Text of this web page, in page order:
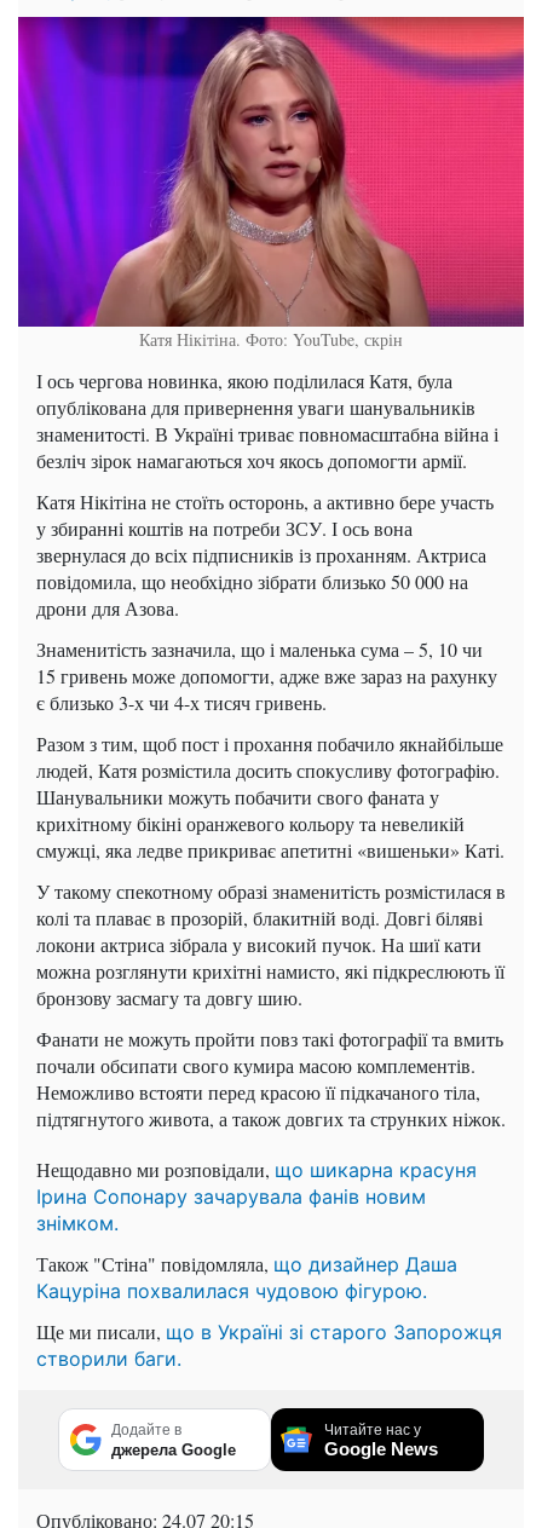
Катя Нікітіна. Фото: YouTube, скрін
І ось чергова новинка, якою поділилася Катя, була
опублікована для привернення уваги шанувальників
знаменитості. В Україні триває повномасштабна війна і
безліч зірок намагаються хоч якось допомогти армії.
Катя Нікітіна не стоїть осторонь, а активно бере участь
у збиранні коштів на потреби ЗСУ. І ось вона
звернулася до всіх підписників із проханням. Актриса
повідомила, що необхідно зібрати близько 50 000 на
дрони для Азова.
Знаменитість зазначила, що і маленька сума – 5, 10 чи
15 гривень може допомогти, адже вже зараз на рахунку
є близько 3-х чи 4-х тисяч гривень.
Разом з тим, щоб пост і прохання побачило якнайбільше
людей, Катя розмістила досить спокусливу фотографію.
Шанувальники можуть побачити свого фаната у
крихітному бікіні оранжевого кольору та невеликій
смужці, яка ледве прикриває апетитні «вишеньки» Каті.
У такому спекотному образі знаменитість розмістилася в
колі та плаває в прозорій, блакитній воді. Довгі біляві
локони актриса зібрала у високий пучок. На шиї кати
можна розглянути крихітні намисто, які підкреслюють її
бронзову засмагу та довгу шию.
Фанати не можуть пройти повз такі фотографії та вмить
почали обсипати свого кумира масою комплементів.
Неможливо встояти перед красою її підкачаного тіла,
підтягнутого живота, а також довгих та струнких ніжок.
Нещодавно ми розповідали, що шикарна красуня
Ірина Сопонару зачарувала фанів новим
знімком.
Також "Стіна" повідомляла, що дизайнер Даша
Кацуріна похвалилася чудовою фігурою.
Ще ми писали, що в Україні зі старого Запорожця
створили баги.
Додайте в
джерела Google
Читайте нас у
Google News
Опубліковано: 24.07 20:15